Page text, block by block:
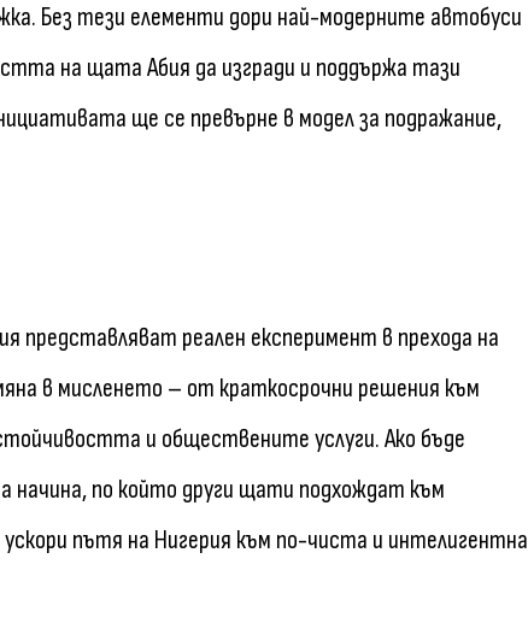
Без тези елементи дори най-модерните автобуси
на щата Абия да изгради и поддържа тази
ще се превърне в модел за подражание,
представляват реален експеримент в прехода на
в мисленето – от краткосрочни решения към
и обществените услуги. Ако бъде
начина, по който други щати подхождат към
пътя на Нигерия към по-чиста и интелигентна